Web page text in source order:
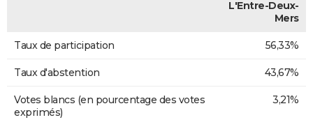
L'Entre-Deux-
Mers
Taux de participation 56,33%
Taux d'abstention 43,67%
Votes blancs (en pourcentage des votes
exprimés)
3,21%